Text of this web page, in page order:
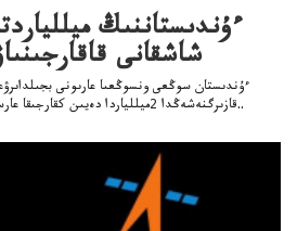
ءۇندىستاننىڭ
شاشقانى
ءۇندىستان سوڭعى ونسوڭعىا عارىونى
قازىرگنەشەڭدا 2ميللياردا دەيىن كقارجىقا عارسارىپ اتتانەتتىدى جوسقازىرگىوت..